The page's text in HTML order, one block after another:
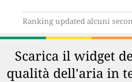
Ranking updated alcuni
Scarica il widget
qualità dell'aria in